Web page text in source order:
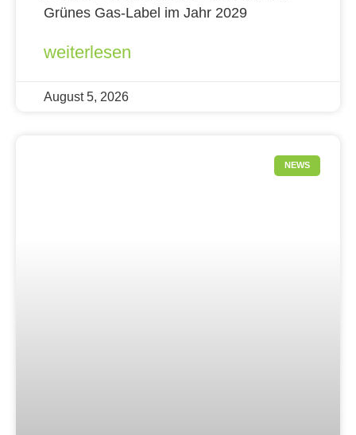
Grünes Gas-Label im Jahr 2029
weiterlesen
August 5, 2026
NEWS